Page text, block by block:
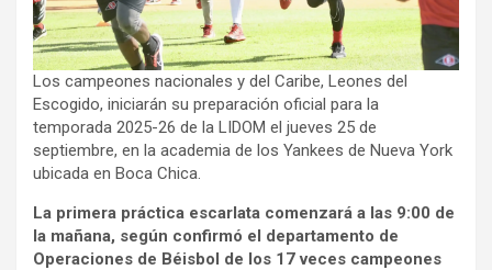
Los campeones nacionales y del Caribe, Leones del
Escogido, iniciarán su preparación oficial para la
temporada 2025-26 de la LIDOM el jueves 25 de
septiembre, en la academia de los Yankees de Nueva York
ubicada en Boca Chica.
La primera práctica escarlata comenzará a las 9:00 de
la mañana, según confirmó el departamento de
Operaciones de Béisbol de los 17 veces campeones